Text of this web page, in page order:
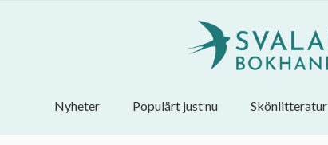
Nyheter Populärt just nu Skönlitteratur